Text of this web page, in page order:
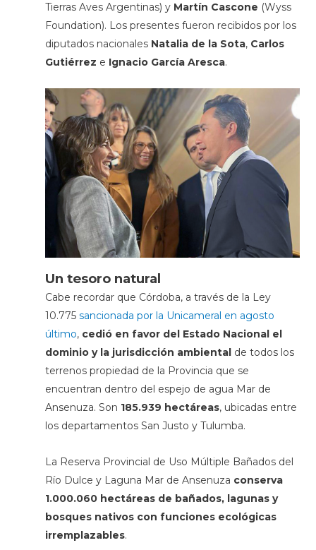
Tierras Aves Argentinas) y Martín Cascone (Wyss
Foundation). Los presentes fueron recibidos por los
diputados nacionales Natalia de la Sota, Carlos
Gutiérrez e Ignacio García Aresca.
Un tesoro natural
Cabe recordar que Córdoba, a través de la Ley
10.775 sancionada por la Unicameral en agosto
último, cedió en favor del Estado Nacional el
dominio y la jurisdicción ambiental de todos los
terrenos propiedad de la Provincia que se
encuentran dentro del espejo de agua Mar de
Ansenuza. Son 185.939 hectáreas, ubicadas entre
los departamentos San Justo y Tulumba.
La Reserva Provincial de Uso Múltiple Bañados del
Río Dulce y Laguna Mar de Ansenuza conserva
1.000.060 hectáreas de bañados, lagunas y
bosques nativos con funciones ecológicas
irremplazables.